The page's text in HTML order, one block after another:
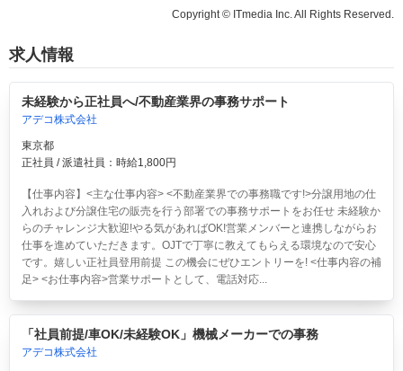
Copyright © ITmedia Inc. All Rights Reserved.
求人情報
未経験から正社員へ/不動産業界の事務サポート
アデコ株式会社
東京都
正社員 / 派遣社員：時給1,800円
【仕事内容】<主な仕事内容> <不動産業界での事務職です!>分譲用地の仕
入れおよび分譲住宅の販売を行う部署での事務サポートをお任せ 未経験か
らのチャレンジ大歓迎!やる気があればOK!営業メンバーと連携しながらお
仕事を進めていただきます。OJTで丁寧に教えてもらえる環境なので安心
です。嬉しい正社員登用前提 この機会にぜひエントリーを! <仕事内容の補
足> <お仕事内容>営業サポートとして、電話対応...
「社員前提/車OK/未経験OK」機械メーカーでの事務
アデコ株式会社